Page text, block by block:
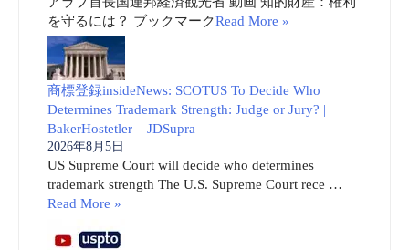
を守るには？ ブックマークRead More »
商標登録insideNews: SCOTUS To Decide Who
Determines Trademark Strength: Judge or Jury? |
BakerHostetler – JDSupra
2026年8月5日
US Supreme Court will decide who determines
trademark strength The U.S. Supreme Court rece …
Read More »